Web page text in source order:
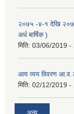
२०७५ -४-१ देखि
अर्ध बार्षिक )
मिति: 03/06/2019 -
आय व्यय विवरण
मिति: 02/12/2019 -